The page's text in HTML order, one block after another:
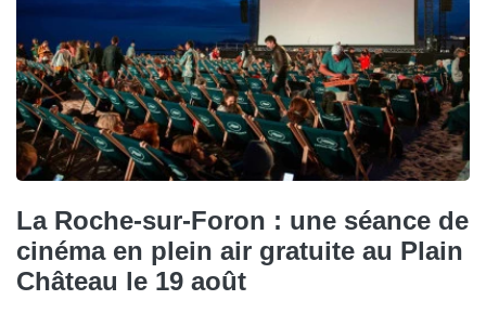
La Roche-sur-Foron : une séance de
cinéma en plein air gratuite au Plain
Château le 19 août